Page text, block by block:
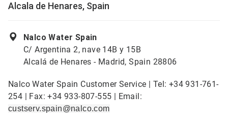
Alcala de Henares, Spain
Nalco Water Spain
C/ Argentina 2, nave 14B y 15B
Alcalá de Henares - Madrid, Spain 28806
Nalco Water Spain Customer Service | Tel: +34 931-761-
254 | Fax: +34 933-807-555 | Email:
custserv.spain@nalco.com